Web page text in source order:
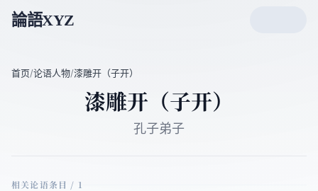
論語XYZ
首页/论语人物/漆雕开（子开）
漆雕开（子开）
孔子弟子
相关论语条目 / 1